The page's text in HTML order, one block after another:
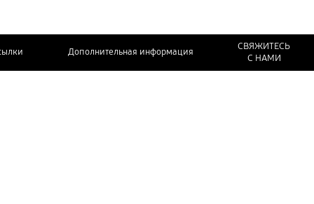
Дополнительная информация
СВЯЖИТЕСЬ
С НАМИ